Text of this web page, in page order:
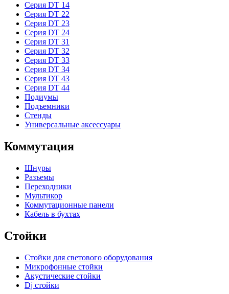
Серия DT 14
Серия DT 22
Серия DT 23
Серия DT 24
Серия DT 31
Серия DT 32
Серия DT 33
Серия DT 34
Серия DT 43
Серия DT 44
Подиумы
Подъемники
Стенды
Универсальные аксессуары
Коммутация
Шнуры
Разъемы
Переходники
Мультикор
Коммутационные панели
Кабель в бухтах
Стойки
Стойки для светового оборудования
Микрофонные стойки
Акустические стойки
Dj стойки